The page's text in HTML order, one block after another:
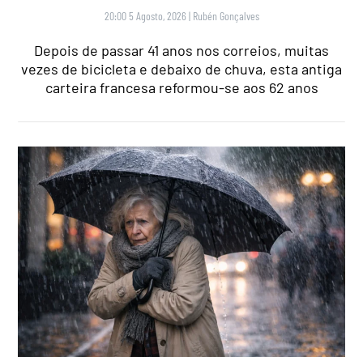
20:00 5 Agosto, 2026 | Rubén Gonçalves
Depois de passar 41 anos nos correios, muitas
vezes de bicicleta e debaixo de chuva, esta antiga
carteira francesa reformou-se aos 62 anos